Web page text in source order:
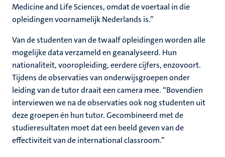
Medicine and Life Sciences, omdat de voertaal in die
opleidingen voornamelijk Nederlands is.”
Van de studenten van de twaalf opleidingen worden alle
mogelijke data verzameld en geanalyseerd. Hun
nationaliteit, vooropleiding, eerdere cijfers, enzovoort.
Tijdens de observaties van onderwijsgroepen onder
leiding van de tutor draait een camera mee. “Bovendien
interviewen we na de observaties ook nog studenten uit
deze groepen én hun tutor. Gecombineerd met de
studieresultaten moet dat een beeld geven van de
effectiviteit van de international classroom.”